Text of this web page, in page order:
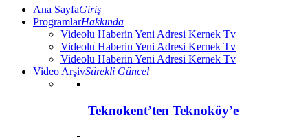
Ana SayfaGiriş
ProgramlarHakkında
Videolu Haberin Yeni Adresi Kernek Tv
Videolu Haberin Yeni Adresi Kernek Tv
Videolu Haberin Yeni Adresi Kernek Tv
Video ArşivSürekli Güncel
Teknokent’ten Teknoköy’e